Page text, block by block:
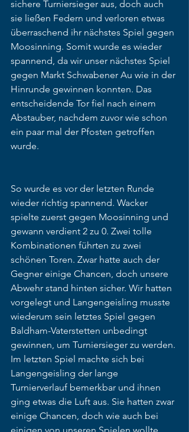
sichere Turniersieger aus, doch auch
sie ließen Federn und verloren etwas
überraschend ihr nächstes Spiel gegen
Moosinning. Somit wurde es wieder
spannend, da wir unser nächstes Spiel
gegen Markt Schwabener Au wie in der
Hinrunde gewinnen konnten. Das
entscheidende Tor fiel nach einem
Abstauber, nachdem zuvor wie schon
ein paar mal der Pfosten getroffen
wurde.
So wurde es vor der letzten Runde
wieder richtig spannend. Wacker
spielte zuerst gegen Moosinning und
gewann verdient 2 zu 0. Zwei tolle
Kombinationen führten zu zwei
schönen Toren. Zwar hatte auch der
Gegner einige Chancen, doch unsere
Abwehr stand hinten sicher. Wir hatten
vorgelegt und Langengeisling musste
wiederum sein letztes Spiel gegen
Baldham-Vaterstetten unbedingt
gewinnen, um Turniersieger zu werden.
Im letzten Spiel machte sich bei
Langengeisling der lange
Turnierverlauf bemerkbar und ihnen
ging etwas die Luft aus. Sie hatten zwar
einige Chancen, doch wie auch bei